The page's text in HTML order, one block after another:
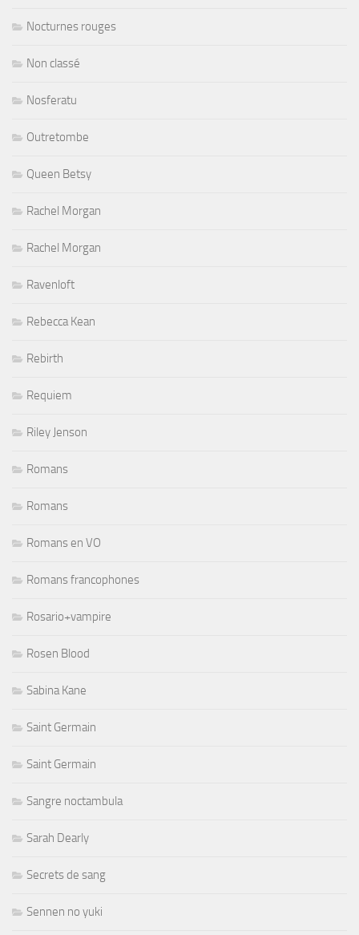
Nocturnes rouges
Non classé
Nosferatu
Outretombe
Queen Betsy
Rachel Morgan
Rachel Morgan
Ravenloft
Rebecca Kean
Rebirth
Requiem
Riley Jenson
Romans
Romans
Romans en VO
Romans francophones
Rosario+vampire
Rosen Blood
Sabina Kane
Saint Germain
Saint Germain
Sangre noctambula
Sarah Dearly
Secrets de sang
Sennen no yuki